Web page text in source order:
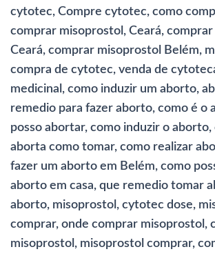
cytotec, Compre cytotec, como
comprar misoprostol, Ceará,
Ceará, comprar misoprostol Belém,
compra de cytotec, venda de
medicinal, como induzir um aborto,
remedio para fazer aborto, como é o
posso abortar, como induzir o
aborta como tomar, como realizar
fazer um aborto em Belém, como
aborto em casa, que remedio tomar
aborto, misoprostol, cytotec dose,
comprar, onde comprar misoprostol,
misoprostol, misoprostol comprar,